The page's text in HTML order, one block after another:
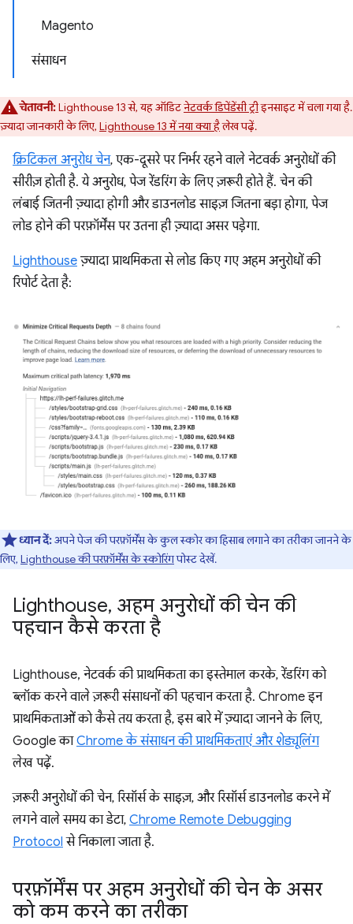
Magento
संसाधन
चेतावनी:Lighthouse 13 से, यह ऑडिटनेटवर्क डिपेंडेंसी ट्रीइनसाइट में चला गया है.
ज़्यादा जानकारी के लिए, Lighthouse 13 में नया क्या हैलेख पढ़ें.
क्रिटिकल अनुरोध चेन, एक-दूसरे पर निर्भर रहने वाले नेटवर्क अनुरोधों की
सीरीज़ होती है. ये अनुरोध, पेज रेंडरिंग के लिए ज़रूरी होते हैं. चेन की
लंबाई जितनी ज़्यादा होगी और डाउनलोड साइज़ जितना बड़ा होगा, पेज
लोड होने की परफ़ॉर्मेंस पर उतना ही ज़्यादा असर पड़ेगा.
Lighthouse ज़्यादा प्राथमिकता से लोड किए गए अहम अनुरोधों की
रिपोर्ट देता है:
ध्यान दें:अपने पेज की परफ़ॉर्मेंस के कुल स्कोर का हिसाब लगाने का तरीका जानने के
लिए, Lighthouse की परफ़ॉर्मेंस के स्कोरिंगपोस्ट देखें.
Lighthouse, अहम अनुरोधों की चेन की
पहचान कैसे करता है
Lighthouse, नेटवर्क की प्राथमिकता का इस्तेमाल करके, रेंडरिंग को
ब्लॉक करने वाले ज़रूरी संसाधनों की पहचान करता है. Chrome इन
प्राथमिकताओं को कैसे तय करता है, इस बारे में ज़्यादा जानने के लिए,
Google काChrome के संसाधन की प्राथमिकताएं और शेड्यूलिंग
लेख पढ़ें.
ज़रूरी अनुरोधों की चेन, रिसॉर्स के साइज़, और रिसॉर्स डाउनलोड करने में
लगने वाले समय का डेटा, Chrome Remote Debugging
Protocol से निकाला जाता है.
परफ़ॉर्मेंस पर अहम अनुरोधों की चेन के असर
को कम करने का तरीका